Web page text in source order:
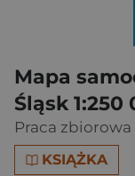
Mapa
Śląsk 1:250
Praca zbiorowa
KSIĄŻKA